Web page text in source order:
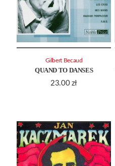
QUAND TO DANSES
23.00 zł
Gilbert Becaud